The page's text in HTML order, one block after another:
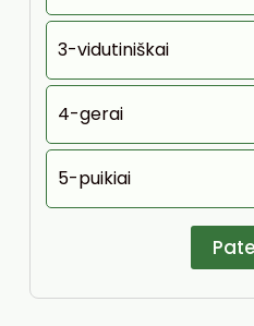
3-vidutiniškai
4-gerai
5-puikiai